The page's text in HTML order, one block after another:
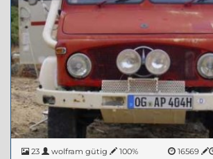
23 wolfram gütig 100% 16569